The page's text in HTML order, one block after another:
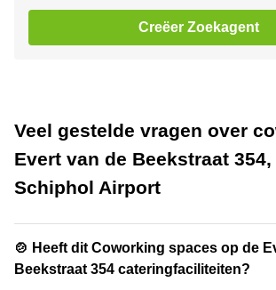
Creëer Zoekagent
Veel gestelde vragen over
Evert van de Beekstraat 354,
Schiphol Airport
🍲 Heeft dit Coworking spaces op de
Beekstraat 354 cateringfaciliteiten?